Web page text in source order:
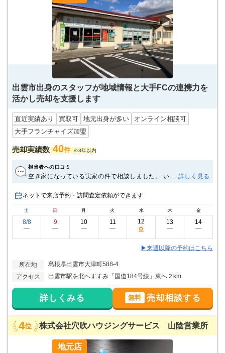
出雲市出身のスタッフが地域情報と大手FCの連携力を
活かし売却を支援します
直近実績あり 買取可 地元出身が多い
オンライン相談可
大手フランチャイズ加盟
売却実績数 40件 ※3年以内
担当者への口コミ
空き家になっている実家の件で相談しました。 いろ
明して下さいました。ありがとうございました。
詳しく見る
ネットで来店予約・訪問査定依頼ができます
土 日 月 火 水 木 金
8/8
ー
9
ー
10
ー
11
ー
12
○
13
ー
14
ー
▶来週以降の予約はこちら
所在地
島根県出雲市大津町588-4
アクセス
出雲市駅を北へすすみ「国道184号線」東へ２km
詳しくみる 無料 売却相談する
4位 株式会社穴吹ハウジングサービス 山陰営業所
地元店